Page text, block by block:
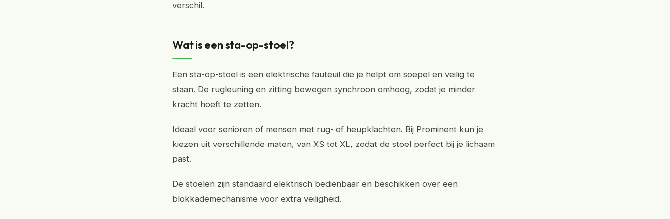
verschil.
Wat is een sta-op-stoel?
Een sta-op-stoel is een elektrische fauteuil die je helpt om soepel en veilig te
staan. De rugleuning en zitting bewegen synchroon omhoog, zodat je minder
kracht hoeft te zetten.
Ideaal voor senioren of mensen met rug- of heupklachten. Bij Prominent kun je
kiezen uit verschillende maten, van XS tot XL, zodat de stoel perfect bij je lichaam
past.
De stoelen zijn standaard elektrisch bedienbaar en beschikken over een
blokkademechanisme voor extra veiligheid.